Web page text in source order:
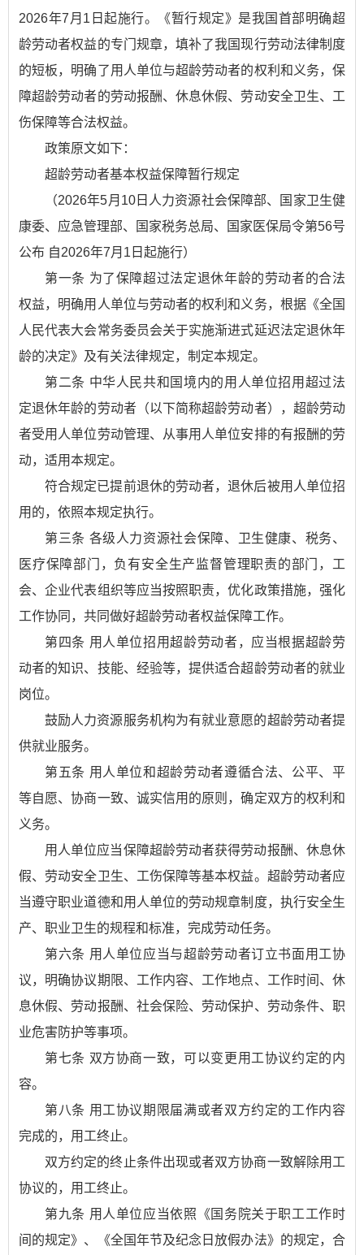
2026年7月1日起施行。《暂行规定》是我国首部明确超
龄劳动者权益的专门规章，填补了我国现行劳动法律制度
的短板，明确了用人单位与超龄劳动者的权利和义务，保
障超龄劳动者的劳动报酬、休息休假、劳动安全卫生、工
伤保障等合法权益。
政策原文如下：
超龄劳动者基本权益保障暂行规定
（2026年5月10日人力资源社会保障部、国家卫生健
康委、应急管理部、国家税务总局、国家医保局令第56号
公布 自2026年7月1日起施行）
第一条 为了保障超过法定退休年龄的劳动者的合法
权益，明确用人单位与劳动者的权利和义务，根据《全国
人民代表大会常务委员会关于实施渐进式延迟法定退休年
龄的决定》及有关法律规定，制定本规定。
第二条 中华人民共和国境内的用人单位招用超过法
定退休年龄的劳动者（以下简称超龄劳动者），超龄劳动
者受用人单位劳动管理、从事用人单位安排的有报酬的劳
动，适用本规定。
符合规定已提前退休的劳动者，退休后被用人单位招
用的，依照本规定执行。
第三条 各级人力资源社会保障、卫生健康、税务、
医疗保障部门，负有安全生产监督管理职责的部门，工
会、企业代表组织等应当按照职责，优化政策措施，强化
工作协同，共同做好超龄劳动者权益保障工作。
第四条 用人单位招用超龄劳动者，应当根据超龄劳
动者的知识、技能、经验等，提供适合超龄劳动者的就业
岗位。
鼓励人力资源服务机构为有就业意愿的超龄劳动者提
供就业服务。
第五条 用人单位和超龄劳动者遵循合法、公平、平
等自愿、协商一致、诚实信用的原则，确定双方的权利和
义务。
用人单位应当保障超龄劳动者获得劳动报酬、休息休
假、劳动安全卫生、工伤保障等基本权益。超龄劳动者应
当遵守职业道德和用人单位的劳动规章制度，执行安全生
产、职业卫生的规程和标准，完成劳动任务。
第六条 用人单位应当与超龄劳动者订立书面用工协
议，明确协议期限、工作内容、工作地点、工作时间、休
息休假、劳动报酬、社会保险、劳动保护、劳动条件、职
业危害防护等事项。
第七条 双方协商一致，可以变更用工协议约定的内
容。
第八条 用工协议期限届满或者双方约定的工作内容
完成的，用工终止。
双方约定的终止条件出现或者双方协商一致解除用工
协议的，用工终止。
第九条 用人单位应当依照《国务院关于职工工作时
间的规定》、《全国年节及纪念日放假办法》的规定，合